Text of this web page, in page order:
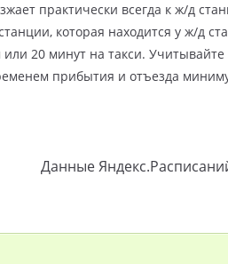
практически всегда к ж/д
которая находится у ж/д
20 минут на такси.
прибытия и отъезда
Данные